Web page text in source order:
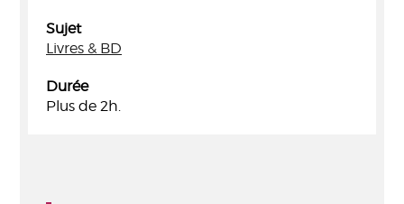
Sujet
Livres & BD
Durée
Plus de 2h.